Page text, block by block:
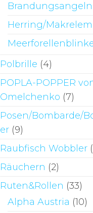
Brandungsangeln
Herring/Makrelem
Polbrille (4)
POPLA-POPPER
Omelchenko (7)
Posen/Bombarde/
er (9)
Raubfisch Wobbler
Räuchern (2)
Ruten&Rollen (33)
Alpha Austria (10)